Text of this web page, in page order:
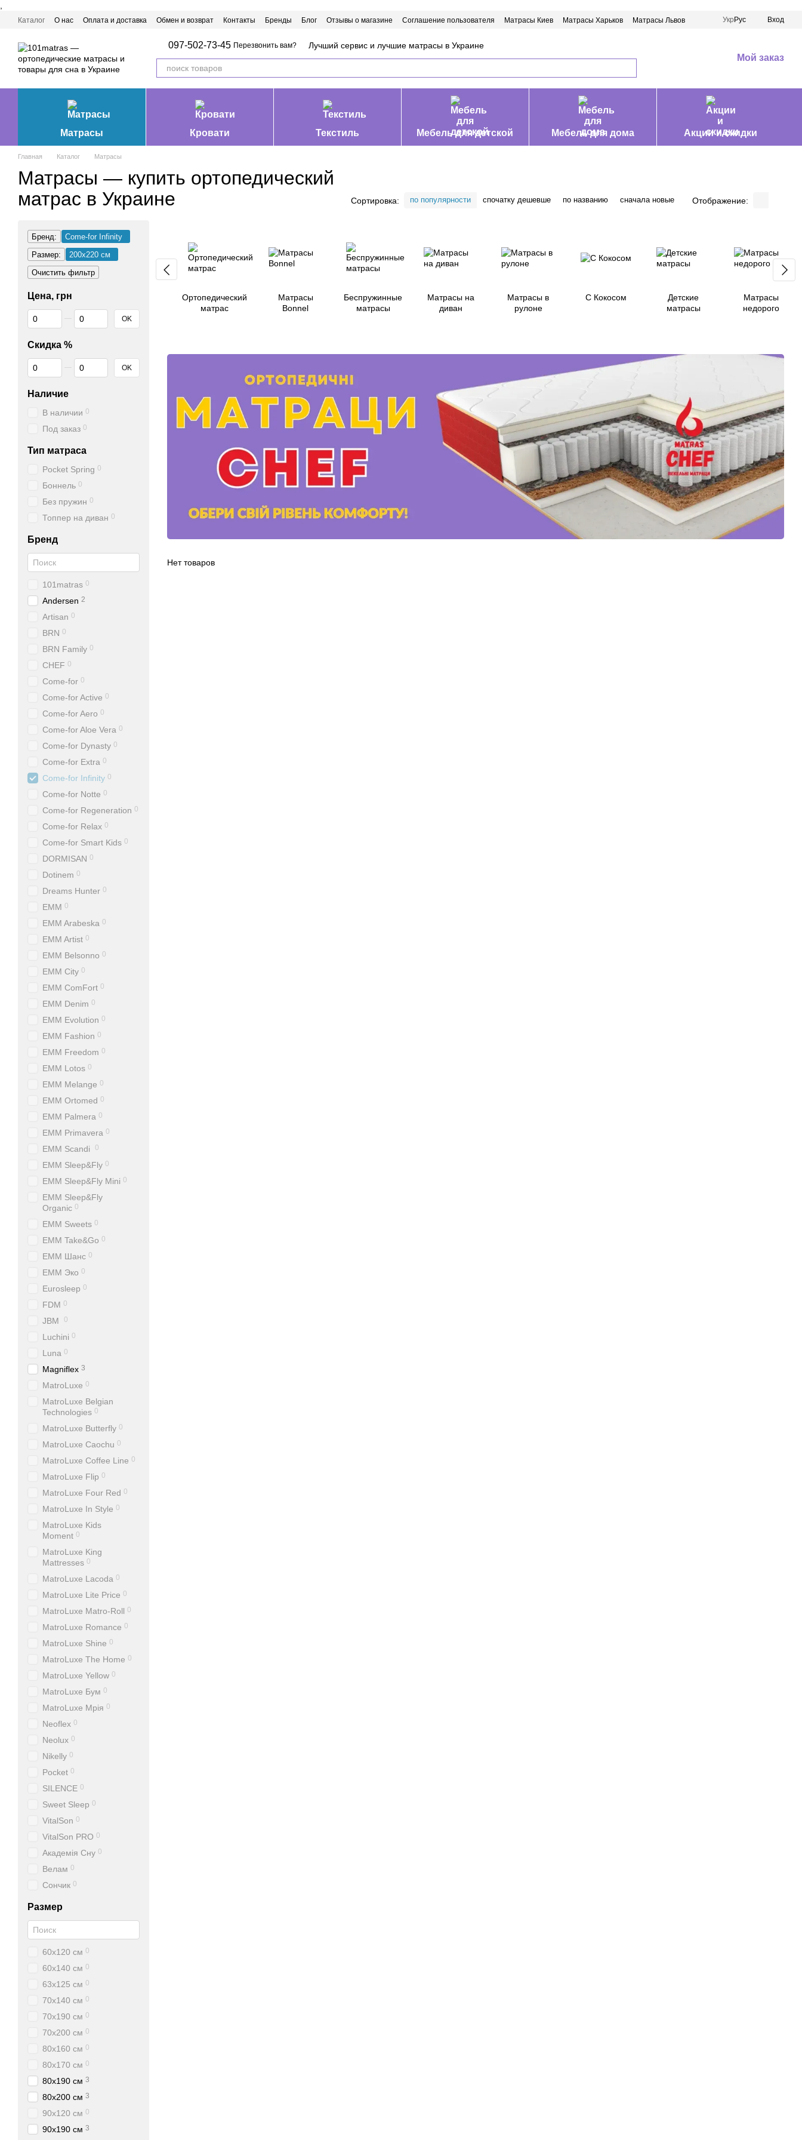
Перейти к основному контенту
Каталог О нас Оплата и доставка Обмен и возврат Контакты Бренды Блог Отзывы о магазине Соглашение пользователя Матрасы Киев Матрасы Харьков
Матрасы Львов
Укр Рус Вход
097-502-73-45 Перезвонить вам? Лучший сервис и лучшие матрасы в Украине
Мой заказ
Матрасы Кровати Текстиль Мебель для детской Мебель для дома Акции и скидки
Главная Каталог Матрасы
Матрасы — купить ортопедический
матрас в Украине
Сортировка: по популярности спочатку дешевше по названию сначала новые Отображение:
Ортопедический
матрас
Матрасы
Bonnel
Беспружинные
матрасы
Матрасы на
диван
Матрасы в
рулоне
С Кокосом
Детские
матрасы
Матрасы
недорого
Нет товаров
Бренд:
Come-for Infinity
Размер:
200х220 см
Очистить фильтр
Цена, грн
От Цена, грн
До Цена, грн OK
Скидка %
От Скидка %
До Скидка % OK
Наличие
В наличии 0
Под заказ 0
Тип матраса
Pocket Spring 0
Боннель 0
Без пружин 0
Топпер на диван 0
Бренд
101matras 0
Andersen 2
Artisan 0
BRN 0
BRN Family 0
CHEF 0
Come-for 0
Come-for Active 0
Come-for Aero 0
Come-for Aloe Vera 0
Come-for Dynasty 0
Come-for Extra 0
Come-for Infinity 0
Come-for Notte 0
Come-for Regeneration 0
Come-for Relax 0
Come-for Smart Kids 0
DORMISAN 0
Dotinem 0
Dreams Hunter 0
EMM 0
EMM Arabeska 0
EMM Artist 0
EMM Belsonno 0
EMM City 0
EMM ComFort 0
EMM Denim 0
EMM Evolution 0
EMM Fashion 0
EMM Freedom 0
EMM Lotos 0
EMM Melange 0
EMM Ortomed 0
EMM Palmera 0
EMM Primavera 0
EMM Scandi 0
EMM Sleep&Fly 0
EMM Sleep&Fly Mini 0
EMM Sleep&Fly
Organic 0
EMM Sweets 0
EMM Take&Go 0
EMM Шанс 0
EMM Эко 0
Eurosleep 0
FDM 0
JBM 0
Luchini 0
Luna 0
Magniflex 3
MatroLuxe 0
MatroLuxe Belgian
Technologies 0
MatroLuxe Butterfly 0
MatroLuxe Caochu 0
MatroLuxe Coffee Line 0
MatroLuxe Flip 0
MatroLuxe Four Red 0
MatroLuxe In Style 0
MatroLuxe Kids
Moment 0
MatroLuxe King
Mattresses 0
MatroLuxe Lacoda 0
MatroLuxe Lite Price 0
MatroLuxe Matro-Roll 0
MatroLuxe Romance 0
MatroLuxe Shine 0
MatroLuxe The Home 0
MatroLuxe Yellow 0
MatroLuxe Бум 0
MatroLuxe Мрія 0
Neoflex 0
Neolux 0
Nikelly 0
Pocket 0
SILENCE 0
Sweet Sleep 0
VitalSon 0
VitalSon PRO 0
Академія Сну 0
Велам 0
Сончик 0
Размер
60х120 см 0
60х140 см 0
63х125 см 0
70х140 см 0
70х190 см 0
70х200 см 0
80х160 см 0
80х170 см 0
80х190 см 3
80х200 см 3
90х120 см 0
90х190 см 3